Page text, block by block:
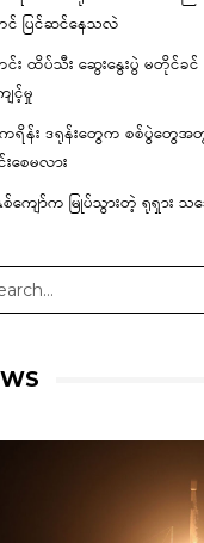
ပြင်ဆင်နေသလဲ
င်း ထိပ်သီး ဆွေးနွေးပွဲ မတိုင်ခ
င့်မှု
ရိန်း ဒရုန်းတွေက စစ်ပွဲတွေ
းစေမလား
စ်ကျော်က မြုပ်သွားတဲ့ ရုရှား